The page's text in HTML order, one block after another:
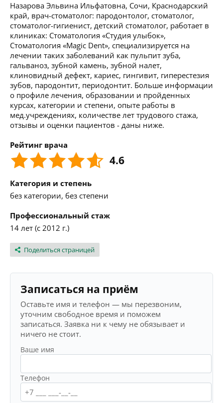
Назарова Эльвина Ильфатовна, Сочи, Краснодарский
край, врач-стоматолог: пародонтолог, стоматолог,
стоматолог-гигиенист, детский стоматолог, работает в
клиниках: Стоматология «Студия улыбок»,
Стоматология «Magic Dent», специализируется на
лечении таких заболеваний как пульпит зуба,
гальваноз, зубной камень, зубной налет,
клиновидный дефект, кариес, гингивит, гиперестезия
зубов, пародонтит, периодонтит. Больше информации
о профиле лечения, образовании и пройденных
курсах, категории и степени, опыте работы в
мед.учреждениях, количестве лет трудового стажа,
отзывы и оценки пациентов - даны ниже.
Рейтинг врача
4.6
Категория и степень
без категории, без степени
Профессиональный стаж
14 лет (с 2012 г.)
Поделиться страницей
Записаться на приём
Оставьте имя и телефон — мы перезвоним,
уточним свободное время и поможем
записаться. Заявка ни к чему не обязывает и
ничего не стоит.
Ваше имя
Телефон